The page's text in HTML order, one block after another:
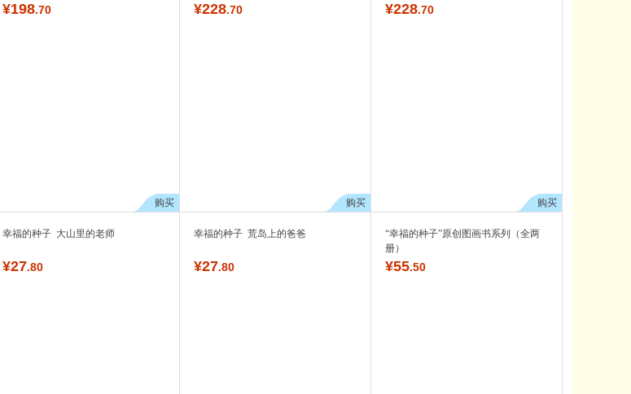
¥198.70
购买
¥228.70
购买
¥228.70
购买
幸福的种子 大山里的老师
¥27.80
幸福的种子 荒岛上的爸爸
¥27.80
“幸福的种子”原创图画书系列（全两
册）
¥55.50